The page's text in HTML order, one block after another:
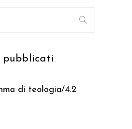
di teologia/4.2